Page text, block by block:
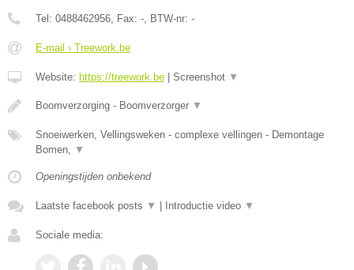
Tel: 0488462956 , Fax: - , BTW-nr: -
E-mail › Treework.be
Website: https://treework.be Screenshot ▼
Boomverzorging - Boomverzorger ▼
Snoeiwerken, Vellingsweken - complexe vellingen - Demontage
Bomen,
▼
Openingstijden onbekend
Laatste facebook posts ▼ Introductie video ▼
Sociale media: